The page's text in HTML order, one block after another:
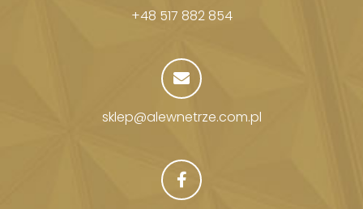
+48 517 882 854
sklep@alewnetrze.com.pl